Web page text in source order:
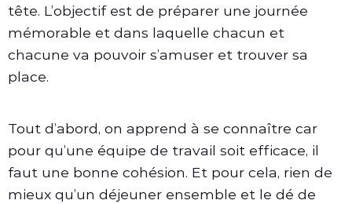
tête. L’objectif est de préparer une journée
mémorable et dans laquelle chacun et
chacune va pouvoir s’amuser et trouver sa
place.
Tout d’abord, on apprend à se connaître car
pour qu’une équipe de travail soit efficace, il
faut une bonne cohésion. Et pour cela, rien de
mieux qu’un déjeuner ensemble et le dé de